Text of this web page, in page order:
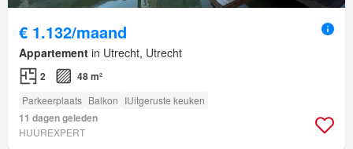
€ 1.132/maand
Appartement in Utrecht, Utrecht
2 48 m²
Parkeerplaats Balkon IUitgeruste keuken
11 dagen geleden
HUUREXPERT